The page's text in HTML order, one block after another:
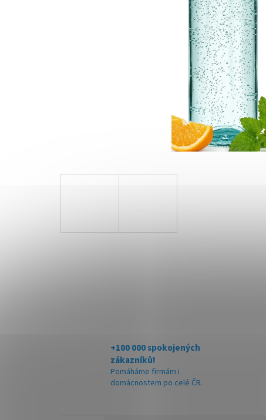
+100 000 spokojených
zákazníků!
Pomáháme firmám i
domácnostem po celé ČR.